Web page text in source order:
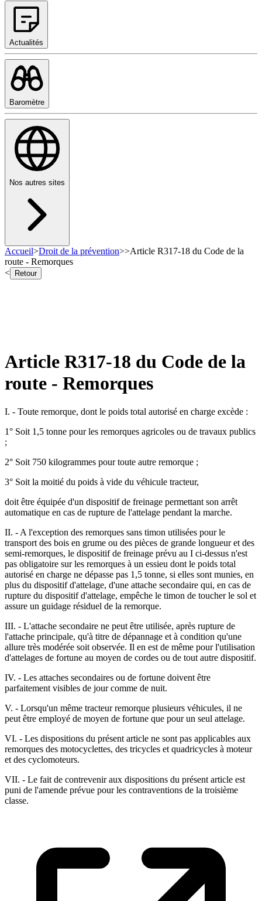
Actualités
Baromètre
Nos autres sites
Accueil>Droit de la prévention>>Article R317-18 du Code de la
route - Remorques
<
Retour
Article R317-18 du Code de la
route - Remorques
I. - Toute remorque, dont le poids total autorisé en charge excède :
1° Soit 1,5 tonne pour les remorques agricoles ou de travaux publics
;
2° Soit 750 kilogrammes pour toute autre remorque ;
3° Soit la moitié du poids à vide du véhicule tracteur,
doit être équipée d'un dispositif de freinage permettant son arrêt
automatique en cas de rupture de l'attelage pendant la marche.
II. - A l'exception des remorques sans timon utilisées pour le
transport des bois en grume ou des pièces de grande longueur et des
semi-remorques, le dispositif de freinage prévu au I ci-dessus n'est
pas obligatoire sur les remorques à un essieu dont le poids total
autorisé en charge ne dépasse pas 1,5 tonne, si elles sont munies, en
plus du dispositif d'attelage, d'une attache secondaire qui, en cas de
rupture du dispositif d'attelage, empêche le timon de toucher le sol et
assure un guidage résiduel de la remorque.
III. - L'attache secondaire ne peut être utilisée, après rupture de
l'attache principale, qu'à titre de dépannage et à condition qu'une
allure très modérée soit observée. Il en est de même pour l'utilisation
d'attelages de fortune au moyen de cordes ou de tout autre dispositif.
IV. - Les attaches secondaires ou de fortune doivent être
parfaitement visibles de jour comme de nuit.
V. - Lorsqu'un même tracteur remorque plusieurs véhicules, il ne
peut être employé de moyen de fortune que pour un seul attelage.
VI. - Les dispositions du présent article ne sont pas applicables aux
remorques des motocyclettes, des tricycles et quadricycles à moteur
et des cyclomoteurs.
VII. - Le fait de contrevenir aux dispositions du présent article est
puni de l'amende prévue pour les contraventions de la troisième
classe.